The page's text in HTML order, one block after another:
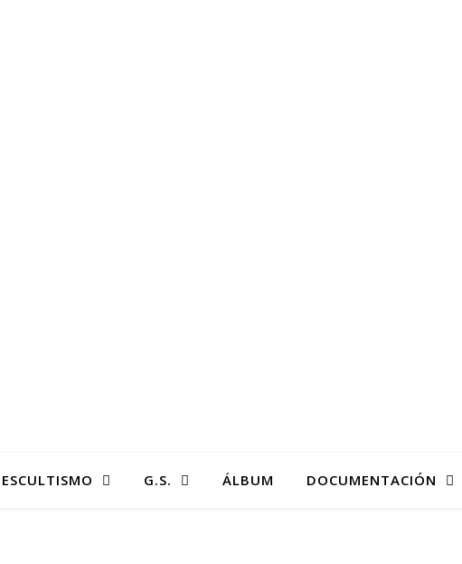
ESCULTISMO G.S. ÁLBUM DOCUMENTACIÓN